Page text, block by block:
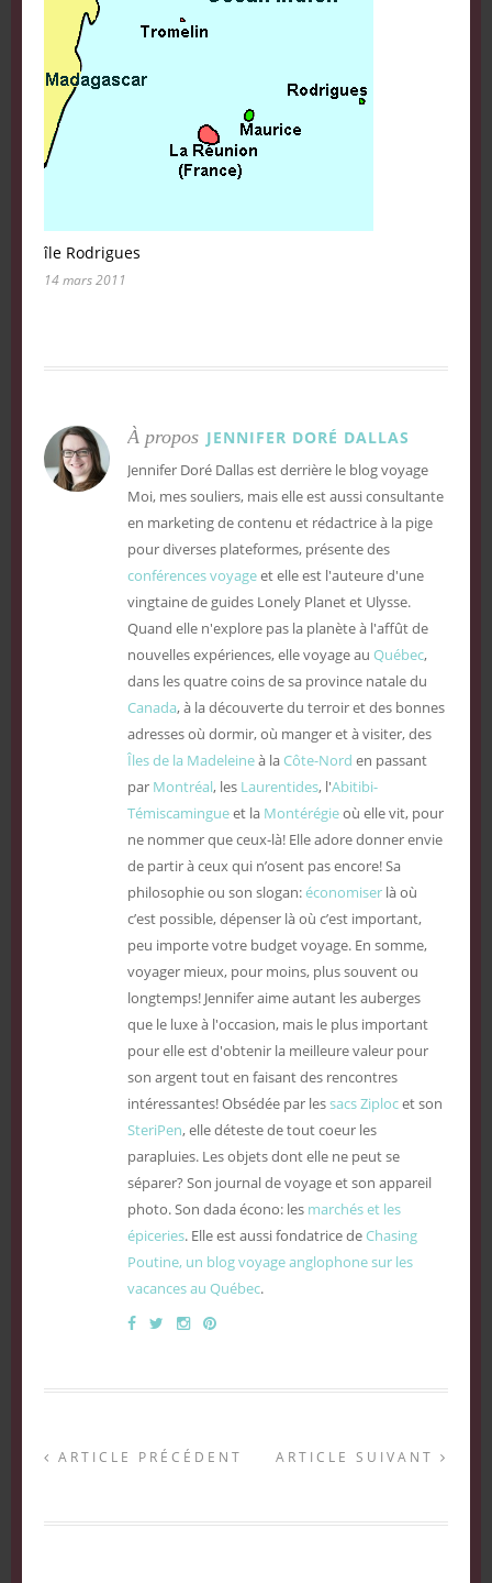
île Rodrigues
14 mars 2011
À propos JENNIFER DORÉ DALLAS
Jennifer Doré Dallas est derrière le blog voyage
Moi, mes souliers, mais elle est aussi consultante
en marketing de contenu et rédactrice à la pige
pour diverses plateformes, présente des
conférences voyageet elle est l'auteure d'une
vingtaine de guides Lonely Planet et Ulysse.
Quand elle n'explore pas la planète à l'affût de
nouvelles expériences, elle voyage au Québec,
dans les quatre coins de sa province natale du
Canada, à la découverte du terroir et des bonnes
adresses où dormir, où manger et à visiter, des
Îles de la Madeleineà laCôte-Nord en passant
par Montréal, les Laurentides, l'Abitibi-
Témiscamingueet la Montérégieoù elle vit, pour
ne nommer que ceux-là! Elle adore donner envie
de partir à ceux qui n’osent pas encore! Sa
philosophie ou son slogan:économiserlà où
c’est possible, dépenser là où c’est important,
peu importe votre budget voyage. En somme,
voyager mieux, pour moins, plus souvent ou
longtemps! Jennifer aime autant les auberges
que le luxe à l'occasion, mais le plus important
pour elle est d'obtenir la meilleure valeur pour
son argent tout en faisant des rencontres
intéressantes! Obsédée par lessacs Ziplocet son
SteriPen, elle déteste de tout coeur les
parapluies. Les objets dont elle ne peut se
séparer? Son journal de voyage et son appareil
photo. Son dada écono: les marchés et les
épiceries. Elle est aussi fondatrice deChasing
Poutine, un blog voyage anglophone sur les
vacances au Québec.
ARTICLE PRÉCÉDENT ARTICLE SUIVANT